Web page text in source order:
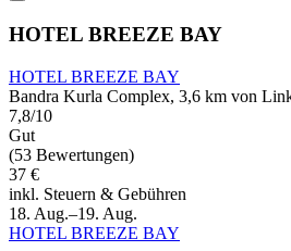
HOTEL BREEZE BAY
HOTEL BREEZE BAY
Bandra Kurla Complex, 3,6 km von
7,8/10
Gut
(53 Bewertungen)
37 €
inkl. Steuern & Gebühren
18. Aug.–19. Aug.
HOTEL BREEZE BAY